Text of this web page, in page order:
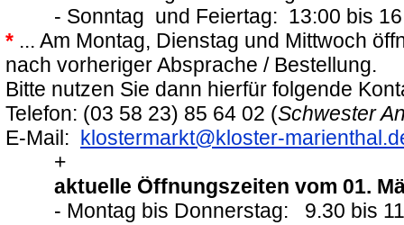
- Sonntag und Feiertag: 13:00 bis
* ... Am Montag, Dienstag und Mittwoch
nach vorheriger Absprache / Bestellung.
Bitte nutzen Sie dann hierfür folgende
Telefon: (03 58 23) 85 64 02 (Schwester
E-Mail: klostermarkt@kloster-
+
aktuelle Öffnungszeiten vom 01.
- Montag bis Donnerstag: 9.30 bis